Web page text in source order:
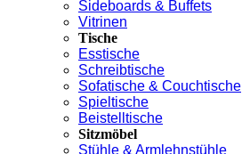
Sideboards & Buffets
Vitrinen
Tische
Esstische
Schreibtische
Sofatische & Couchtische
Spieltische
Beistelltische
Sitzmöbel
Stühle & Armlehnstühle